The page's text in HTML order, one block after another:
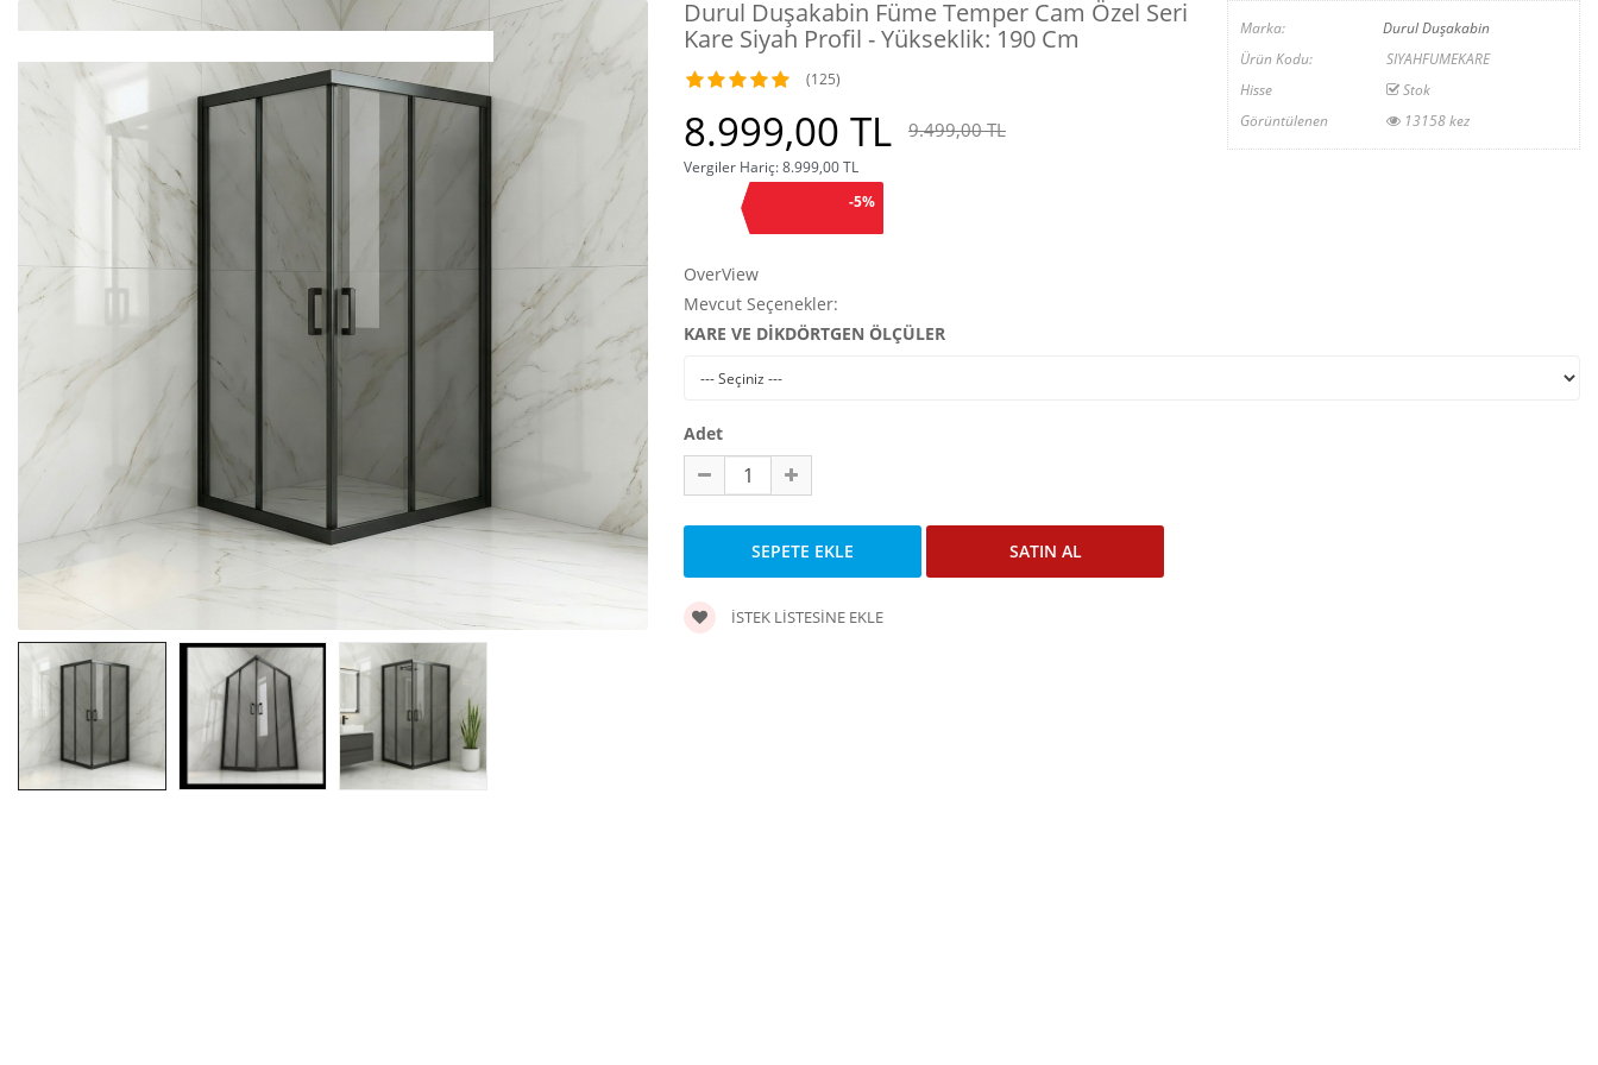
Durul Duşakabin Füme Temper Cam Özel Seri
Kare Siyah Profil - Yükseklik: 190 Cm
(125)
8.999,00 TL 9.499,00 TL
Vergiler Hariç:8.999,00 TL
-5%
Marka:
Durul Duşakabin
Ürün Kodu:
SIYAHFUMEKARE
Hisse
Stok
Görüntülenen
13158 kez
OverView
Mevcut Seçenekler:
KARE VE DİKDÖRTGEN ÖLÇÜLER
Adet
İSTEK LISTESINE EKLE